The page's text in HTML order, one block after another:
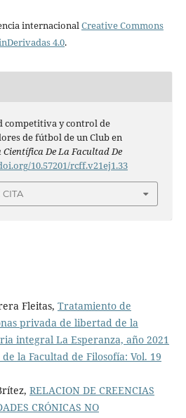
internacionalCreative Commons
4.0.
competitiva y control de
de fútbol de un Club en
Científica De La Facultad De
10.57201/rcff.v21ej1.33
CITA
Fleitas, Tratamiento de
privada de libertad de la
integral La Esperanza, año 2021
la Facultad de Filosofía: Vol. 19
RELACION DE CREENCIAS
CRÓNICAS NO